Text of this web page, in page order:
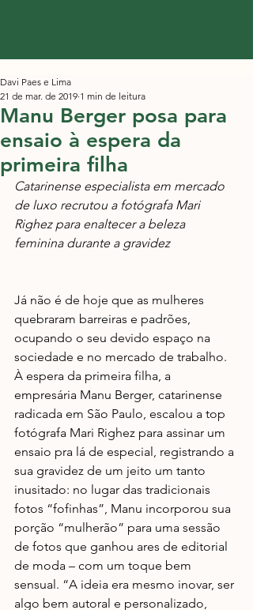
Manu Berger posa para
ensaio à espera da
primeira filha
Davi Paes e Lima
21 de mar. de 2019 1 min de leitura
Catarinense especialista em mercado
de luxo recrutou a fotógrafa Mari
Righez para enaltecer a beleza
feminina durante a gravidez
Já não é de hoje que as mulheres
quebraram barreiras e padrões,
ocupando o seu devido espaço na
sociedade e no mercado de trabalho.
À espera da primeira filha, a
empresária Manu Berger, catarinense
radicada em São Paulo, escalou a top
fotógrafa Mari Righez para assinar um
ensaio pra lá de especial, registrando a
sua gravidez de um jeito um tanto
inusitado: no lugar das tradicionais
fotos “fofinhas”, Manu incorporou sua
porção “mulherão” para uma sessão
de fotos que ganhou ares de editorial
de moda – com um toque bem
sensual. “A ideia era mesmo inovar, ser
algo bem autoral e personalizado,